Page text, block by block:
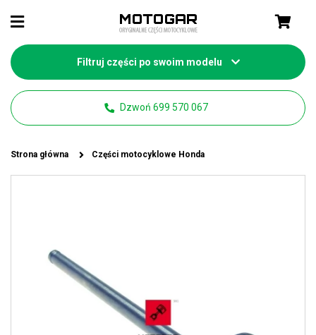
Filtruj części po swoim modelu
Dzwoń 699 570 067
Strona główna Części motocyklowe Honda